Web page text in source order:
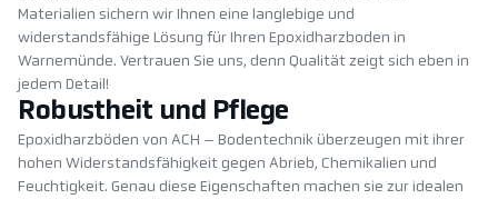
Materialien sichern wir Ihnen eine langlebige und
widerstandsfähige Lösung für Ihren Epoxidharzboden in
Warnemünde. Vertrauen Sie uns, denn Qualität zeigt sich eben in
jedem Detail!
Robustheit und Pflege
Epoxidharzböden von ACH – Bodentechnik überzeugen mit ihrer
hohen Widerstandsfähigkeit gegen Abrieb, Chemikalien und
Feuchtigkeit. Genau diese Eigenschaften machen sie zur idealen